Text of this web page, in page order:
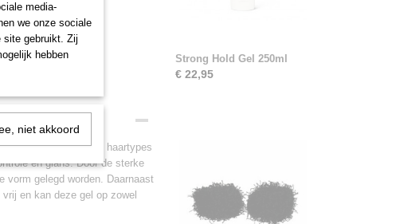
geschikt is voor alle haartypes
en glans. Door de sterke
vorm gelegd worden. Daarnaast
en kan deze gel op zowel
Strong Hold Gel 250ml
€ 22,95
media-
we onze sociale
site gebruikt. Zij
hebben
niet akkoord